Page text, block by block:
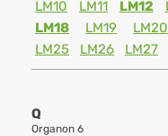
LM10 LM11 LM12
LM18
LM19 LM20
LM25
LM26 LM27
Q
Organon 6